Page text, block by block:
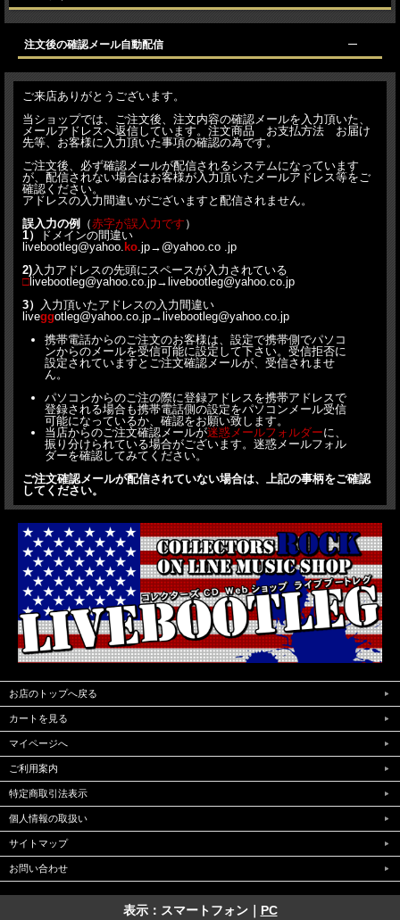
注文後の確認メール自動配信
ご来店ありがとうございます。
当ショップでは、ご注文後、注文内容の確認メールを入力頂いた、
メールアドレスへ返信しています。注文商品 お支払方法 お届け
先等、お客様に入力頂いた事項の確認の為です。
ご注文後、必ず確認メールが配信されるシステムになっています
が、配信されない場合はお客様が入力頂いたメールアドレス等をご
確認ください。
アドレスの入力間違いがございますと配信されません。
誤入力の例
（赤字が誤入力です ）
1）
ドメインの間違い
livebootleg@yahoo. ko.jp→@yahoo.co .jp
2)入力アドレスの先頭にスペースが入力されている
□ livebootleg@yahoo.co.jp→ livebootleg@yahoo.co.jp
3）
入力頂いたアドレスの入力間違い
liveggotleg@yahoo.co.jp→ livebootleg@yahoo.co.jp
携帯電話からのご注文のお客様は、設定で携帯側でパソコ
ンからのメールを受信可能に設定して下さい。 受信拒否に
設定されていますとご注文確認メールが、受信されませ
ん。
パソコンからのご注の際に登録アドレスを携帯アドレスで
登録される場合も携帯電話側の設定をパソコンメール受信
可能になっているか、確認をお願い致します。
当店からのご注文確認メールが迷惑メールフォルダーに、
振り分けられている場合がございます。迷惑メールフォル
ダーを確認してみてください。
ご注文確認メールが配信されていない場合は、上記の事柄をご確認
してください。
お店のトップへ戻る
カートを見る
マイページへ
ご利用案内
特定商取引法表示
個人情報の取扱い
サイトマップ
お問い合わせ
表示：スマートフォン｜ PC